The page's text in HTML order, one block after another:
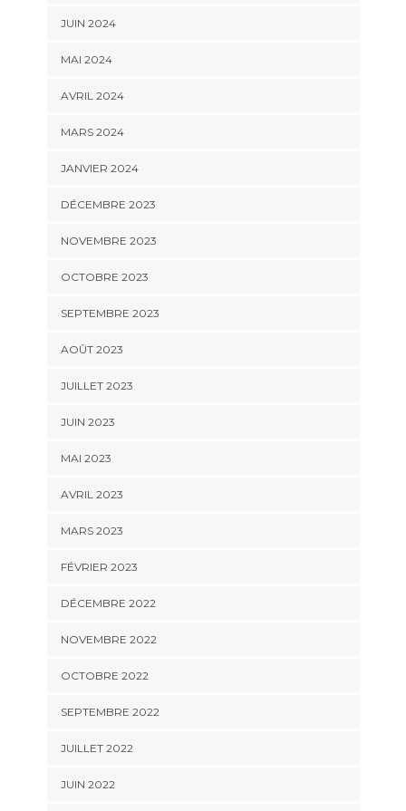
JUIN 2024
MAI 2024
AVRIL 2024
MARS 2024
JANVIER 2024
DÉCEMBRE 2023
NOVEMBRE 2023
OCTOBRE 2023
SEPTEMBRE 2023
AOÛT 2023
JUILLET 2023
JUIN 2023
MAI 2023
AVRIL 2023
MARS 2023
FÉVRIER 2023
DÉCEMBRE 2022
NOVEMBRE 2022
OCTOBRE 2022
SEPTEMBRE 2022
JUILLET 2022
JUIN 2022